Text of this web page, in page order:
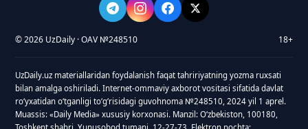
© 2026 UzDaily · OAV №248510 18+
UzDaily.uz materiallaridan foydalanish faqat tahririyatning yozma ruxsati
bilan amalga oshiriladi. Internet-ommaviy axborot vositasi sifatida davlat
roʻyxatidan oʻtganligi toʻgʻrisidagi guvohnoma №248510, 2024 yil 1 aprel.
Muassis: «Daily Media» xususiy korxonasi. Manzil: Oʻzbekiston, 100180,